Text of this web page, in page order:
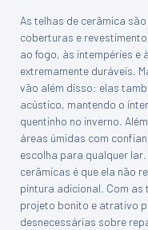
As telhas de cerâmica
coberturas e
ao fogo, às intempéries e
extremamente duráveis.
vão além disso: elas
acústico, mantendo o
quentinho no inverno.
áreas úmidas com
escolha para qualquer
cerâmicas é que ela não
pintura adicional. Com as
projeto bonito e atrativo
desnecessárias sobre